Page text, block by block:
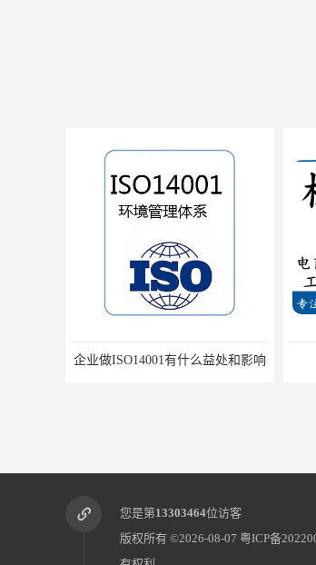
企业做ISO14001有什么益处和影响
您是第13303464位访客
版权所有 ©2026-08-07 粤ICP备